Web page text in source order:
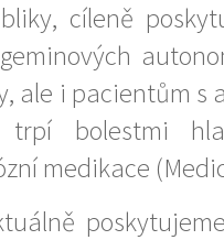
cíleně
ale i pacientům s
bolestmi
medikace